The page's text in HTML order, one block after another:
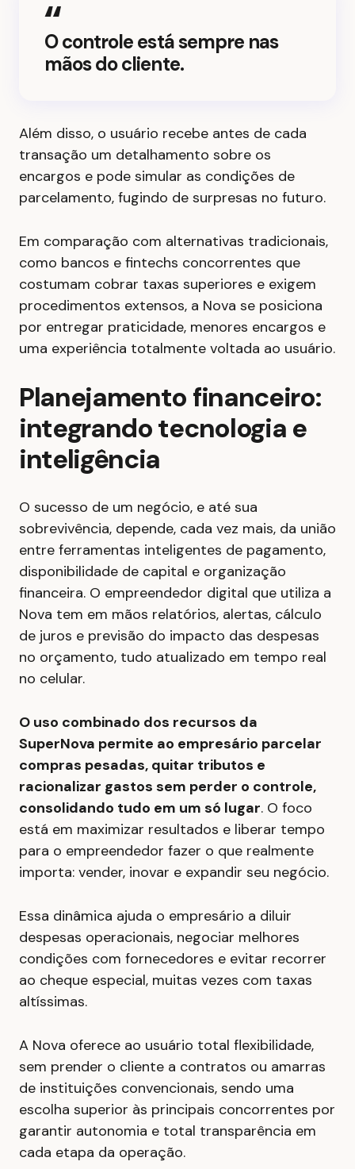
O controle está sempre nas
mãos do cliente.
Além disso, o usuário recebe antes de cada
transação um detalhamento sobre os
encargos e pode simular as condições de
parcelamento, fugindo de surpresas no futuro.
Em comparação com alternativas tradicionais,
como bancos e fintechs concorrentes que
costumam cobrar taxas superiores e exigem
procedimentos extensos, a Nova se posiciona
por entregar praticidade, menores encargos e
uma experiência totalmente voltada ao usuário.
Planejamento financeiro:
integrando tecnologia e
inteligência
O sucesso de um negócio, e até sua
sobrevivência, depende, cada vez mais, da união
entre ferramentas inteligentes de pagamento,
disponibilidade de capital e organização
financeira. O empreendedor digital que utiliza a
Nova tem em mãos relatórios, alertas, cálculo
de juros e previsão do impacto das despesas
no orçamento, tudo atualizado em tempo real
no celular.
O uso combinado dos recursos da
SuperNova permite ao empresário parcelar
compras pesadas, quitar tributos e
racionalizar gastos sem perder o controle,
consolidando tudo em um só lugar. O foco
está em maximizar resultados e liberar tempo
para o empreendedor fazer o que realmente
importa: vender, inovar e expandir seu negócio.
Essa dinâmica ajuda o empresário a diluir
despesas operacionais, negociar melhores
condições com fornecedores e evitar recorrer
ao cheque especial, muitas vezes com taxas
altíssimas.
A Nova oferece ao usuário total flexibilidade,
sem prender o cliente a contratos ou amarras
de instituições convencionais, sendo uma
escolha superior às principais concorrentes por
garantir autonomia e total transparência em
cada etapa da operação.